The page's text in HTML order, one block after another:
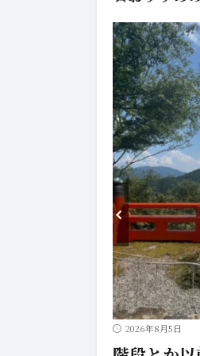
2026年8月5日